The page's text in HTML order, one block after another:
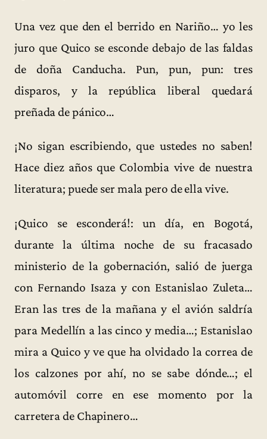
Una vez que den el berrido en Nariño… yo les
juro que Quico se esconde debajo de las faldas
de doña Canducha. Pun, pun, pun: tres
disparos, y la república liberal quedará
preñada de pánico…
¡No sigan escribiendo, que ustedes no saben!
Hace diez años que Colombia vive de nuestra
literatura; puede ser mala pero de ella vive.
¡Quico se esconderá!: un día, en Bogotá,
durante la última noche de su fracasado
ministerio de la gobernación, salió de juerga
con Fernando Isaza y con Estanislao Zuleta…
Eran las tres de la mañana y el avión saldría
para Medellín a las cinco y media…; Estanislao
mira a Quico y ve que ha olvidado la correa de
los calzones por ahí, no se sabe dónde…; el
automóvil corre en ese momento por la
carretera de Chapinero…